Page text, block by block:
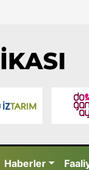
Haberler